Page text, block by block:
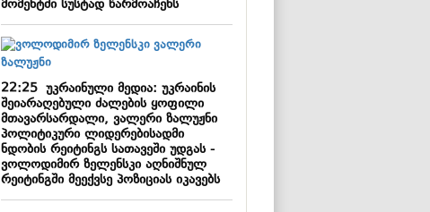
მომენტში სუსტად წარმოაჩენს
22:25უკრაინული მედია: უკრაინის
შეიარაღებული ძალების ყოფილი
მთავარსარდალი, ვალერი ზალუჟნი
პოლიტიკური ლიდერებისადმი
ნდობის რეიტინგს სათავეში უდგას -
ვოლოდიმირ ზელენსკი აღნიშნულ
რეიტინგში მეექვსე პოზიციას იკავებს